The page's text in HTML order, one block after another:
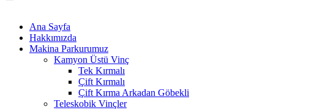
Ana Sayfa
Hakkımızda
Makina Parkurumuz
Kamyon Üstü Vinç
Tek Kırmalı
Çift Kırmalı
Çift Kırma Arkadan Göbekli
Teleskobik Vinçler